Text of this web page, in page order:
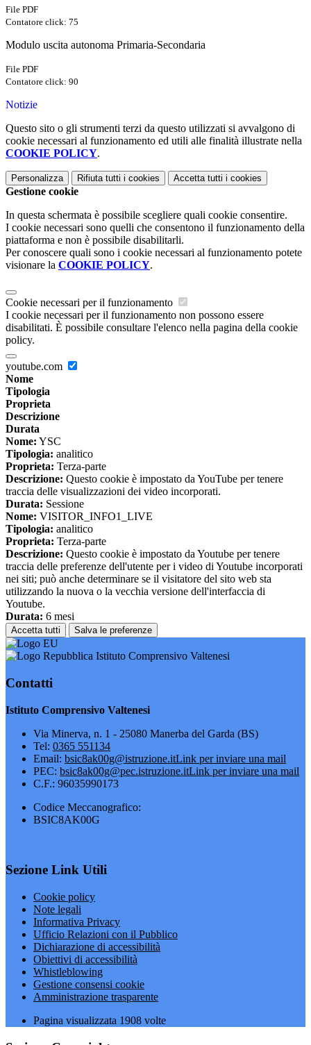
File PDF
Contatore click: 75
Modulo uscita autonoma Primaria-Secondaria
File PDF
Contatore click: 90
Notizie
Questo sito o gli strumenti terzi da questo utilizzati si avvalgono di
cookie necessari al funzionamento ed utili alle finalità illustrate nella
COOKIE POLICY.
Personalizza Rifiuta tutti i cookies Accetta tutti i cookies
Gestione cookie
In questa schermata è possibile scegliere quali cookie consentire.
I cookie necessari sono quelli che consentono il funzionamento della
piattaforma e non è possibile disabilitarli.
Per conoscere quali sono i cookie necessari al funzionamento potete
visionare la COOKIE POLICY.
Cookie necessari per il funzionamento
I cookie necessari per il funzionamento non possono essere
disabilitati. È possibile consultare l'elenco nella pagina della cookie
policy.
youtube.com
Nome
Tipologia
Proprieta
Descrizione
Durata
Nome: YSC
Tipologia: analitico
Proprieta: Terza-parte
Descrizione: Questo cookie è impostato da YouTube per tenere
traccia delle visualizzazioni dei video incorporati.
Durata: Sessione
Nome: VISITOR_INFO1_LIVE
Tipologia: analitico
Proprieta: Terza-parte
Descrizione: Questo cookie è impostato da Youtube per tenere
traccia delle preferenze dell'utente per i video di Youtube incorporati
nei siti; può anche determinare se il visitatore del sito web sta
utilizzando la nuova o la vecchia versione dell'interfaccia di
Youtube.
Durata: 6 mesi
Accetta tutti Salva le preferenze
Istituto Comprensivo Valtenesi
Contatti
Istituto Comprensivo Valtenesi
Via Minerva, n. 1 - 25080 Manerba del Garda (BS)
Tel: 0365 551134
Email: bsic8ak00g@istruzione.itLink per inviare una mail
PEC: bsic8ak00g@pec.istruzione.itLink per inviare una mail
C.F.: 96035990173
Codice Meccanografico:
BSIC8AK00G
Sezione Link Utili
Cookie policy
Note legali
Informativa Privacy
Ufficio Relazioni con il Pubblico
Dichiarazione di accessibilità
Obiettivi di accessibilità
Whistleblowing
Gestione consensi cookie
Amministrazione trasparente
Pagina visualizzata 1908 volte